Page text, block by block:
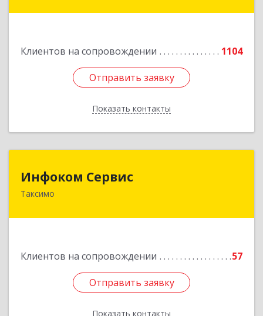
Клиентов на сопровождении 1104
Отправить заявку
Показать контакты
Отправить заявку
Назад
Инфоком Сервис
Таксимо
Клиентов на сопровождении 57
Отправить заявку
Показать контакты
671560, Республика Бурятия, Муйский р-н, пгт.
Отправить заявку
Назад